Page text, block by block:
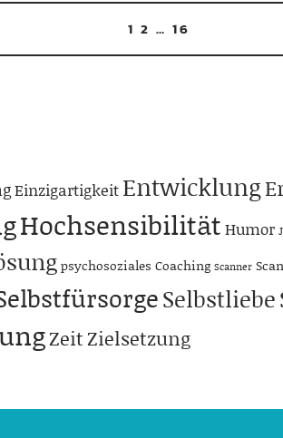
1 2 … 16
Einzigartigkeit Entwicklung
Hochsensibilität Humor
psychosoziales Coaching Scanner
Selbstliebe
ZeitZielsetzung